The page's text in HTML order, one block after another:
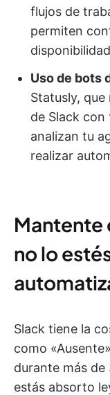
flujos de
permiten
Uso de bots
Statusly,
de Slack con
analizan tu
realizar
Mantente
no lo
Slack tiene la
como
durante más
estás absorto